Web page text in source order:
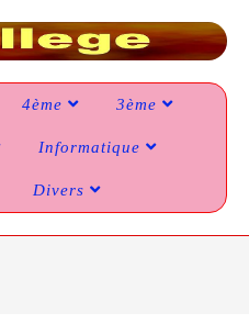
4ème 3ème
Informatique
Divers